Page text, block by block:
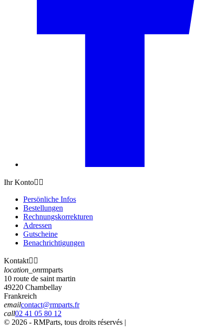
Ihr Konto 
Persönliche Infos
Bestellungen
Rechnungskorrekturen
Adressen
Gutscheine
Benachrichtigungen
Kontakt 
location_onrmparts
10 route de saint martin
49220 Chambellay
Frankreich
emailcontact@rmparts.fr
call02 41 05 80 12
© 2026 - RMParts, tous droits réservés |